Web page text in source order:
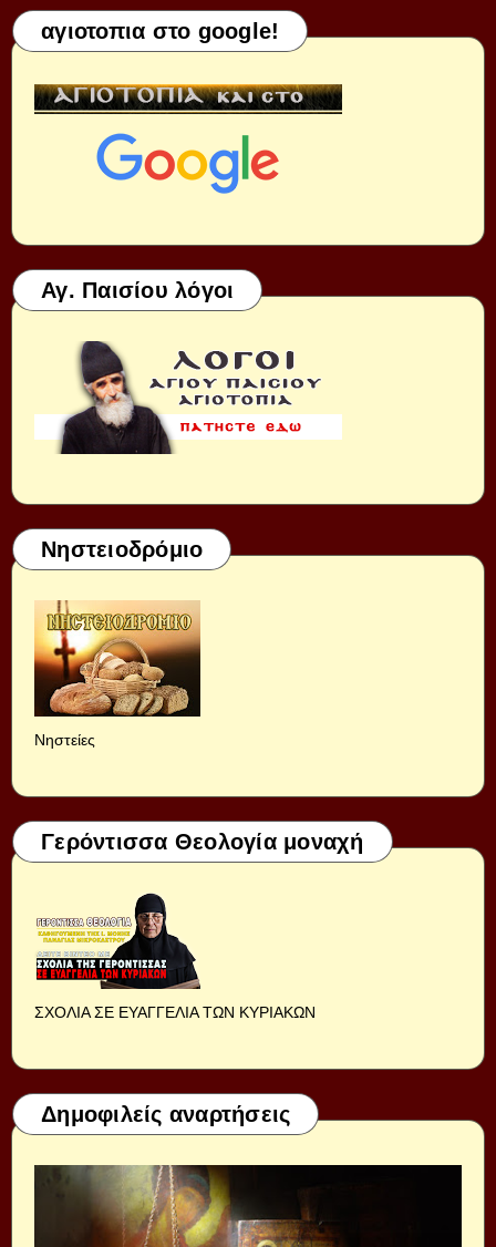
αγιοτοπια στο google!
Αγ. Παισίου λόγοι
Νηστειοδρόμιο
Νηστείες
Γερόντισσα Θεολογία μοναχή
ΣΧΟΛΙΑ ΣΕ ΕΥΑΓΓΕΛΙΑ ΤΩΝ ΚΥΡΙΑΚΩΝ
Δημοφιλείς αναρτήσεις